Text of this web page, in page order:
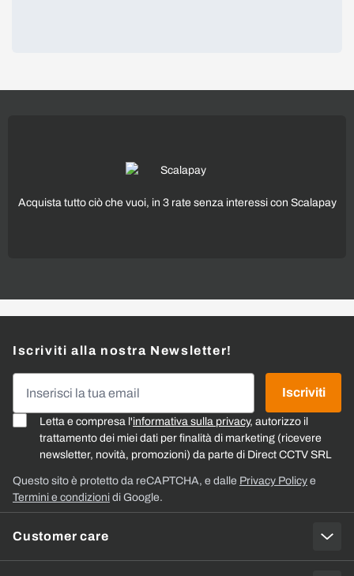
Acquista tutto ciò che vuoi, in 3 rate senza interessi con Scalapay
Customer care
Iscriviti alla nostra Newsletter!
Letta e compresa l'informativa sulla privacy, autorizzo il
trattamento dei miei dati per finalità di marketing (ricevere
newsletter, novità, promozioni) da parte di Direct CCTV SRL
Iscriviti
Questo sito è protetto da reCAPTCHA, e dalle Privacy Policy e
Termini e condizioni di Google.